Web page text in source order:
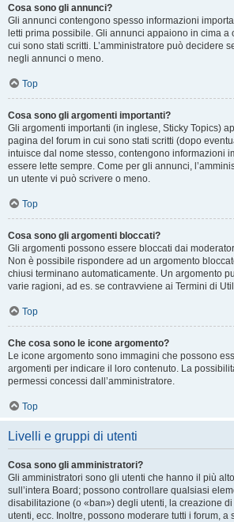
Cosa sono gli annunci?
Gli annunci contengono spesso informazioni
letti prima possibile. Gli annunci appaiono in cima a
cui sono stati scritti. L’amministratore può decidere
negli annunci o meno.
Top
Cosa sono gli argomenti importanti?
Gli argomenti importanti (in inglese, Sticky Topics)
pagina del forum in cui sono stati scritti (dopo
intuisce dal nome stesso, contengono informazioni
essere lette sempre. Come per gli annunci,
un utente vi può scrivere o meno.
Top
Cosa sono gli argomenti bloccati?
Gli argomenti possono essere bloccati dai
Non è possibile rispondere ad un argomento
chiusi terminano automaticamente. Un argomento
varie ragioni, ad es. se contravviene ai Termini di
Top
Che cosa sono le icone argomento?
Le icone argomento sono immagini che possono
argomenti per indicare il loro contenuto. La
permessi concessi dall’amministratore.
Top
Livelli e gruppi di utenti
Cosa sono gli amministratori?
Gli amministratori sono gli utenti che hanno il più
sull’intera Board; possono controllare qualsiasi
disabilitazione (o «ban») degli utenti, la creazione
utenti, ecc. Inoltre, possono moderare tutti i forum, a